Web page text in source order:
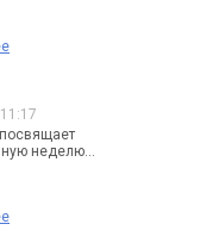
неделю...